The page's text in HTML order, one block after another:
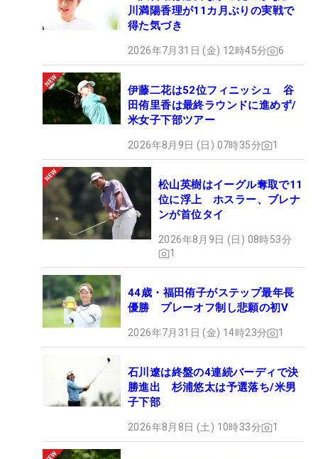
川満陽香理が11カ月ぶりの実戦で
得た気づき
2026年7月31日 (金) 12時45分 6
伊藤二花は52位フィニッシュ 谷
田侑里香は最終ラウンドに進めず/
米女子下部ツアー
2026年8月9日 (日) 07時35分 1
松山英樹はイーグル奪取で11
位に浮上 ホスラー、ブレナ
ンが首位タイ
2026年8月9日 (日) 08時53分
1
44歳・福田侑子がステップ最年長
優勝 プレーオフ制し悲願の初V
2026年7月31日 (金) 14時23分 1
石川遼は終盤の4連続バーディで決
勝進出 杉浦悠太は予選落ち/米男
子下部
2026年8月8日 (土) 10時33分 1